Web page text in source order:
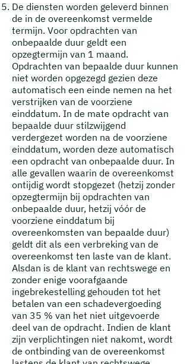
De diensten worden geleverd binnen
de in de overeenkomst vermelde
termijn. Voor opdrachten van
onbepaalde duur geldt een
opzegtermijn van 1 maand.
Opdrachten van bepaalde duur kunnen
niet worden opgezegd gezien deze
automatisch een einde nemen na het
verstrijken van de voorziene
einddatum. In de mate opdracht van
bepaalde duur stilzwijgend
verdergezet worden na de voorziene
einddatum, worden deze automatisch
een opdracht van onbepaalde duur. In
alle gevallen waarin de overeenkomst
ontijdig wordt stopgezet (hetzij zonder
opzegtermijn bij opdrachten van
onbepaalde duur, hetzij vóór de
voorziene einddatum bij
overeenkomsten van bepaalde duur)
geldt dit als een verbreking van de
overeenkomst ten laste van de klant.
Alsdan is de klant van rechtswege en
zonder enige voorafgaande
ingebrekestelling gehouden tot het
betalen van een schadevergoeding
van 35 % van het niet uitgevoerde
deel van de opdracht. Indien de klant
zijn verplichtingen niet nakomt, wordt
de ontbinding van de overeenkomst